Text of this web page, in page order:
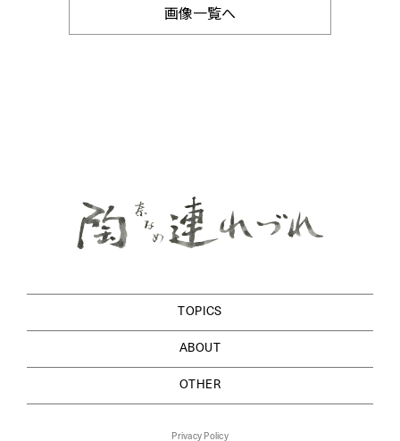
画像一覧へ
TOPICS
ABOUT
OTHER
Privacy Policy